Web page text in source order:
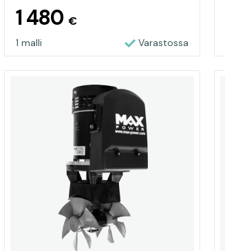
1 480 €
1 malli Varastossa